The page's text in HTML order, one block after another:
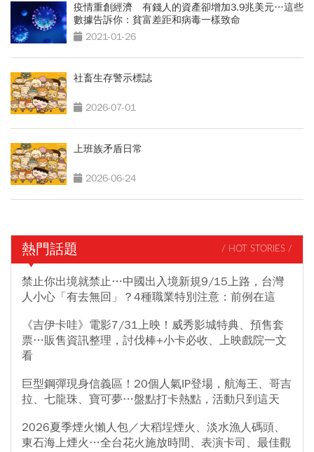
疫情重創經濟 有錢人的資產卻增加3.9兆美元…這些
數據告訴你：貧富差距和病毒一樣致命
2021-01-26
社畜生存警示標誌
2026-07-01
上班族矛盾日常
2026-06-24
熱門話題 / HOT STORIES /
禁止你出境就禁止…中國出入境新規9/15上路，台灣
人小心「有去無回」？4種職業特別注意：前例在這
《吉伊卡哇》電影7/31上映！威秀影城特典、預售套
票…販售資訊整理，討伐棒+小卡必收、上映戲院一文
看
巨型鋼彈現身信義區！20個人氣IP登場，航海王、哥吉
拉、七龍珠、寶可夢…盤點打卡熱點，活動只到這天
2026夏季煙火懶人包／大稻埕煙火、淡水漁人碼頭、
東石海上煙火…全台花火施放時間、表演卡司、最佳觀